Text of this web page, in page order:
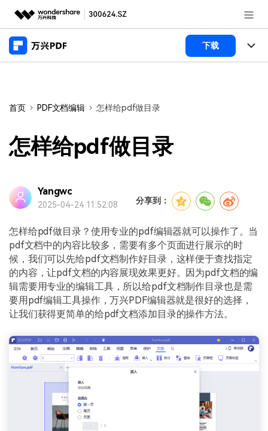
推荐产品
新闻中心
关于万兴
帮助中心
客服热线：4000-300624
下载
桌面端
万兴PDF Mac版
万兴PDF 安卓版
万兴PDF iOS版
PDF开发工具
万兴PDF SDK
申请试用
功能
PDF新功能
PDF编辑器
PDF合并工具
PDF加密
PDF文件压缩
PDF签名
PDF批量工具
PDF提取页面
PDF表格
PDF页面调整
PDF文件创建
商业合作
企业采购
经销商招募
产品支持
常见问题
产品信息
更新日志
下载中心
产品资讯
01.热门软件
02.转换PDF
03.编辑PDF
首页 PDF文档编辑 怎样给pdf做目录
怎样给pdf做目录
Yangwc
2025-04-24 11:52:08 分享到：
怎样给pdf做目录？使用专业的pdf编辑器就可以操作了。当
pdf文档中的内容比较多，需要有多个页面进行展示的时
候，我们可以先给pdf文档制作好目录，这样便于查找指定
的内容，让pdf文档的内容展现效果更好。因为pdf文档的编
辑需要用专业的编辑工具，所以给pdf文档制作目录也是需
要用pdf编辑工具操作，万兴PDF编辑器就是很好的选择，
让我们获得更简单的给pdf文档添加目录的操作方法。